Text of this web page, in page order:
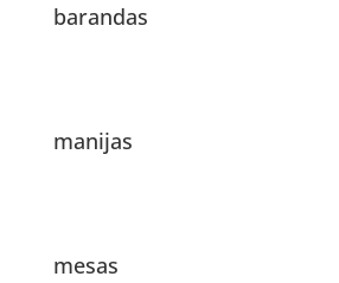
barandas
manijas
mesas